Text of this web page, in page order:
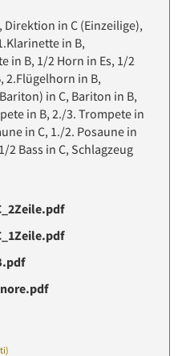
in C (Einzeilige),
in B,
in B, 1/2 Horn in Es, 1/2
2.Flügelhorn in B,
in C, Bariton in B,
in B, 2./3. Trompete in
in C, 1./2. Posaune in
2 Bass in C, Schlagzeug